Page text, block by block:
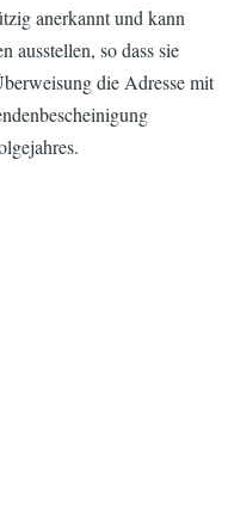
anerkannt und kann
ausstellen, so dass sie
die Adresse mit